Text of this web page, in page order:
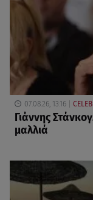
07.08.26, 13:16
Γιάννης
μαλλιά